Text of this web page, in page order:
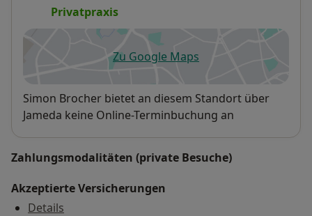
Privatpraxis
Zu Google Mapsöffnet in einer neuen
Verfügbarkeit
Simon Brocher bietet an diesem Standort über
Jameda keine Online-Terminbuchung an
Zahlungsmodalitäten (private Besuche)
Akzeptierte Versicherungen
Details